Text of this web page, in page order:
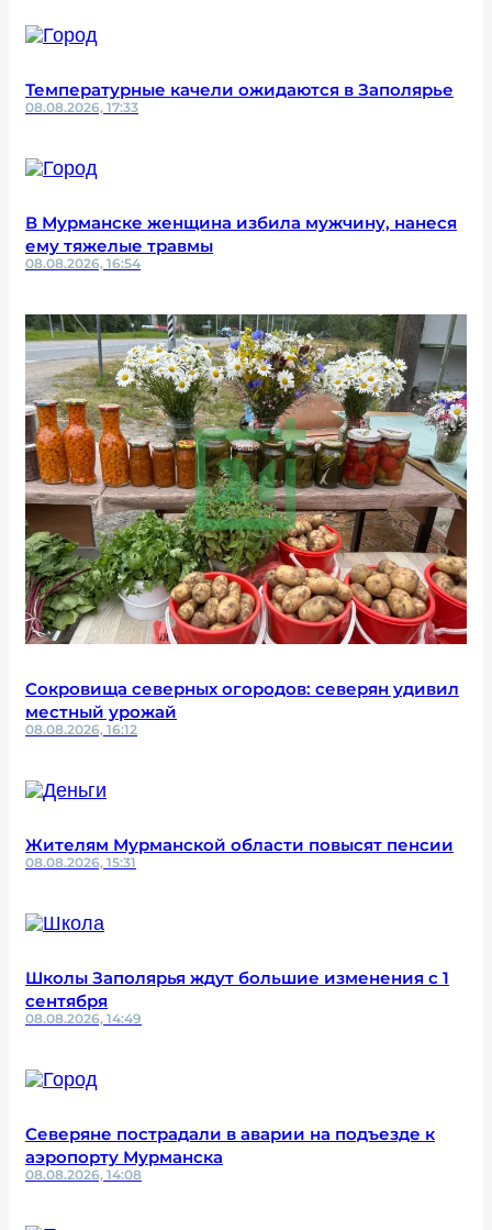
Температурные качели ожидаются в Заполярье
08.08.2026, 17:33
В Мурманске женщина избила мужчину, нанеся
ему тяжелые травмы
08.08.2026, 16:54
Сокровища северных огородов: северян удивил
местный урожай
08.08.2026, 16:12
Жителям Мурманской области повысят пенсии
08.08.2026, 15:31
Школы Заполярья ждут большие изменения с 1
сентября
08.08.2026, 14:49
Северяне пострадали в аварии на подъезде к
аэропорту Мурманска
08.08.2026, 14:08